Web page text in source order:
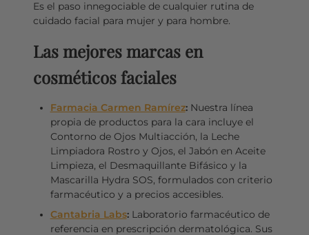
Es el paso innegociable de cualquier rutina de
cuidado facial para mujer y para hombre.
Las mejores marcas en
cosméticos faciales
Farmacia Carmen Ramírez:Nuestra línea
propia de productos para la cara incluye el
Contorno de Ojos Multiacción, la Leche
Limpiadora Rostro y Ojos, el Jabón en Aceite
Limpieza, el Desmaquillante Bifásico y la
Mascarilla Hydra SOS, formulados con criterio
farmacéutico y a precios accesibles.
Cantabria Labs:Laboratorio farmacéutico de
referencia en prescripción dermatológica. Sus